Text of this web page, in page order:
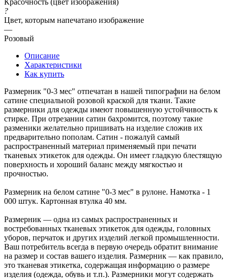
?
Цвет, которым напечатано изображение
—
Розовый
Описание
Характеристики
Как купить
Размерник "0-3 мес" отпечатан в нашей типографии на белом
сатине специальной розовой краской для ткани. Такие
размерники для одежды имеют повышенную устойчивость к
стирке. При отрезании сатин бахромится, поэтому такие
разменики желательно пришивать на изделие сложив их
предварительно пополам. Сатин - пожалуй самый
распространенный материал применяемый при печати
тканевых этикеток для одежды. Он имеет гладкую блестящую
поверхность и хороший баланс между мягкостью и
прочностью.
Размерник на белом сатине "0-3 мес" в рулоне. Намотка - 1
000 штук. Картонная втулка 40 мм.
Размерник — одна из самых распространенных и
востребованных тканевых этикеток для одежды, головных
уборов, перчаток и других изделий легкой промышленности.
Ваш потребитель всегда в первую очередь обратит внимание
на размер и состав вашего изделия. Размерник — как правило,
это тканевая этикетка, содержащая информацию о размере
изделия (одежда, обувь и т.п.). Размерники могут содержать